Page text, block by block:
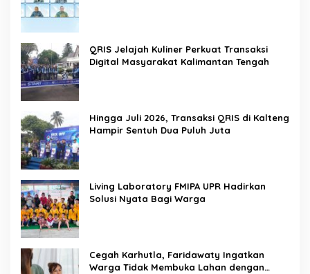
QRIS Jelajah Kuliner Perkuat Transaksi
Digital Masyarakat Kalimantan Tengah
Hingga Juli 2026, Transaksi QRIS di Kalteng
Hampir Sentuh Dua Puluh Juta
Living Laboratory FMIPA UPR Hadirkan
Solusi Nyata Bagi Warga
Cegah Karhutla, Faridawaty Ingatkan
Warga Tidak Membuka Lahan dengan